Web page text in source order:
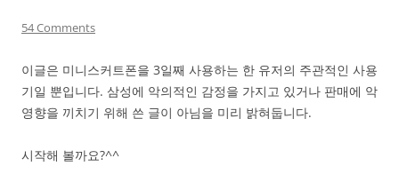
54 Comments
이글은 미니스커트폰을 3일째 사용하는 한 유저의 주관적인 사용
기일 뿐입니다. 삼성에 악의적인 감정을 가지고 있거나 판매에 악
영향을 끼치기 위해 쓴 글이 아님을 미리 밝혀둡니다.
시작해 볼까요?^^